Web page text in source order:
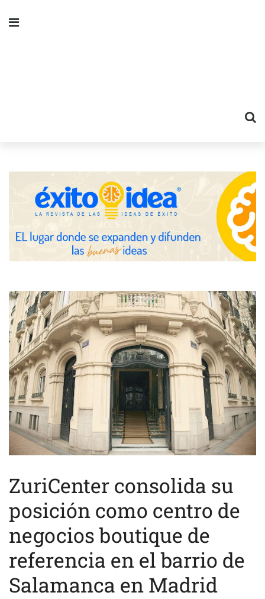
ZuriCenter consolida su
posición como centro de
negocios boutique de
referencia en el barrio de
Salamanca en Madrid